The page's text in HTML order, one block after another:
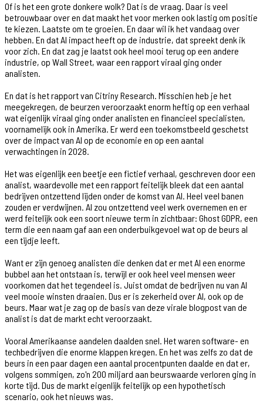
Of is het een grote donkere wolk? Dat is de vraag. Daar is veel
betrouwbaar over en dat maakt het voor merken ook lastig om positie
te kiezen. Laatste om te groeien. En daar wil ik het vandaag over
hebben. En dat AI impact heeft op de industrie, dat spreekt denk ik
voor zich. En dat zag je laatst ook heel mooi terug op een andere
industrie, op Wall Street, waar een rapport viraal ging onder
analisten.
En dat is het rapport van Citriny Research. Misschien heb je het
meegekregen, de beurzen veroorzaakt enorm heftig op een verhaal
wat eigenlijk viraal ging onder analisten en financieel specialisten,
voornamelijk ook in Amerika. Er werd een toekomstbeeld geschetst
over de impact van AI op de economie en op een aantal
verwachtingen in 2028.
Het was eigenlijk een beetje een fictief verhaal, geschreven door een
analist, waardevolle met een rapport feitelijk bleek dat een aantal
bedrijven ontzettend lijden onder de komst van AI. Heel veel banen
zouden er verdwijnen. AI zou ontzettend veel werk overnemen en er
werd feitelijk ook een soort nieuwe term in zichtbaar: Ghost GDPR, een
term die een naam gaf aan een onderbuikgevoel wat op de beurs al
een tijdje leeft.
Want er zijn genoeg analisten die denken dat er met AI een enorme
bubbel aan het ontstaan is, terwijl er ook heel veel mensen weer
voorkomen dat het tegendeel is. Juist omdat de bedrijven nu van AI
veel mooie winsten draaien. Dus er is zekerheid over AI, ook op de
beurs. Maar wat je zag op de basis van deze virale blogpost van de
analist is dat de markt echt veroorzaakt.
Vooral Amerikaanse aandelen daalden snel. Het waren software- en
techbedrijven die enorme klappen kregen. En het was zelfs zo dat de
beurs in een paar dagen een aantal procentpunten daalde en dat er,
volgens sommigen, zo'n 200 miljard aan beurswaarde verloren ging in
korte tijd. Dus de markt eigenlijk feitelijk op een hypothetisch
scenario, ook het nieuws was.